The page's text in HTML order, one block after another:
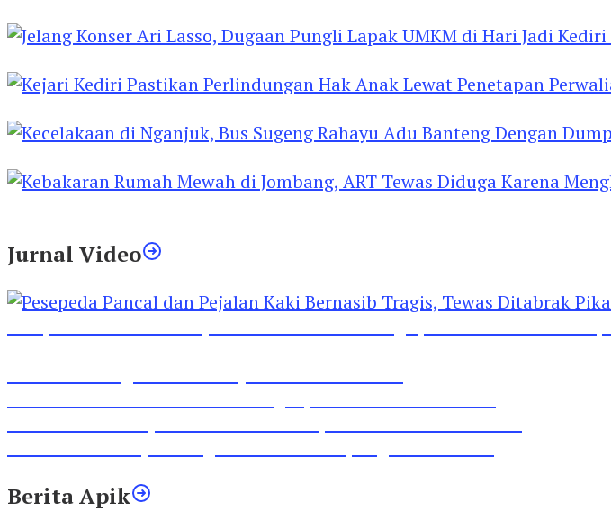
Jurnal Video
Berita Apik